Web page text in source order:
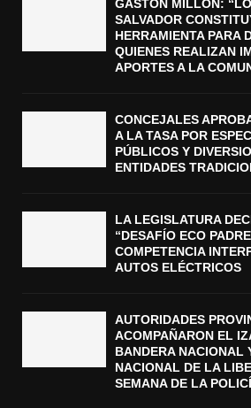
GASTÓN MILLÓN:
SALVADOR
HERRAMIENTA PARA
QUIENES REALIZAN
APORTES A LA
CONCEJALES
A LA TASA POR
PÚBLICOS Y
ENTIDADES
LA LEGISLATURA
“DESAFÍO ECO
COMPETENCIA
AUTOS ELÉCTRICOS
AUTORIDADES
ACOMPAÑARON EL
BANDERA NACIONAL
NACIONAL DE LA
SEMANA DE LA